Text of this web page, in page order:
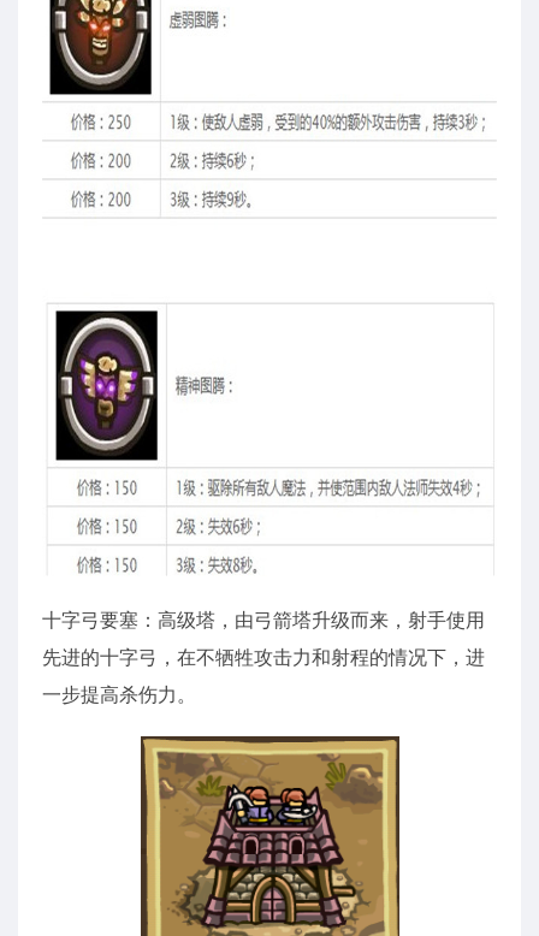
十字弓要塞：高级塔，由弓箭塔升级而来，射手使用
先进的十字弓，在不牺牲攻击力和射程的情况下，进
一步提高杀伤力。